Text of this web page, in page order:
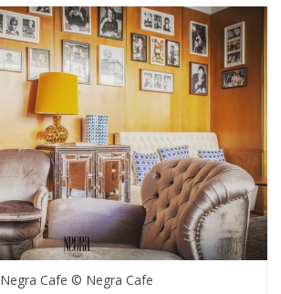
Negra Cafe © Negra Cafe